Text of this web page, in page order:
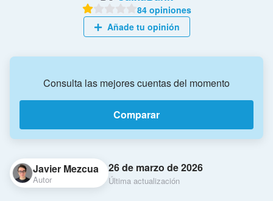
84 opiniones
Añade tu opinión
Consulta las mejores cuentas del momento
Comparar
Javier Mezcua
Autor
26 de marzo de 2026
Última actualización